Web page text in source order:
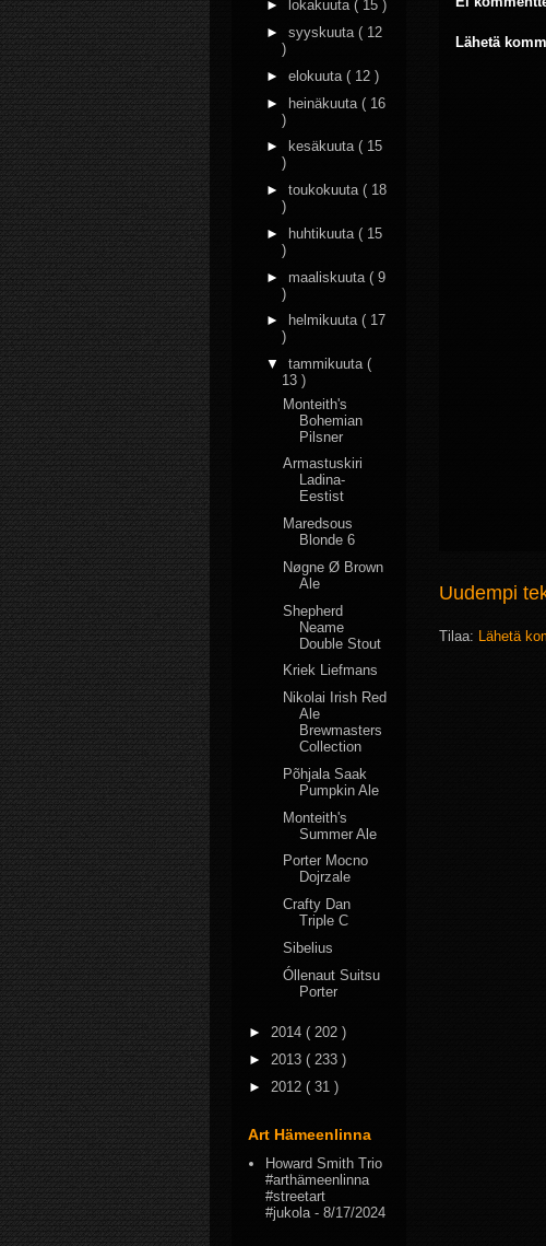
Lähetä
Uudempi
Tilaa: Lähetä
►
lokakuuta ( 15 )
► syyskuuta ( 12
)
► elokuuta ( 12 )
► heinäkuuta ( 16
)
►
kesäkuuta ( 15
)
► toukokuuta ( 18
)
►
huhtikuuta ( 15
)
► maaliskuuta ( 9
)
►
helmikuuta ( 17
)
▼ tammikuuta (
13 )
Monteith's
Bohemian
Pilsner
Armastuskiri
Ladina-
Eestist
Maredsous
Blonde 6
Nøgne Ø Brown
Ale
Shepherd
Neame
Double Stout
Kriek Liefmans
Nikolai Irish Red
Ale
Brewmasters
Collection
Põhjala Saak
Pumpkin Ale
Monteith's
Summer Ale
Porter Mocno
Dojrzale
Crafty Dan
Triple C
Sibelius
Óllenaut Suitsu
Porter
► 2014 ( 202 )
► 2013 ( 233 )
► 2012 ( 31 )
Art Hämeenlinna
Howard Smith Trio
#arthämeenlinna
#streetart
#jukola - 8/17/2024